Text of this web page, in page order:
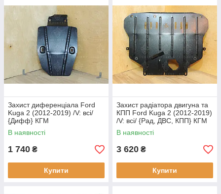
Захист диференціала Ford
Kuga 2 (2012-2019) /V: всі/
{Дифф} КГМ
В наявності
1 740 ₴
Купити
Захист радіатора двигуна та
КПП Ford Kuga 2 (2012-2019)
/V: всі/ {Рад, ДВС, КПП} КГМ
В наявності
3 620 ₴
Купити